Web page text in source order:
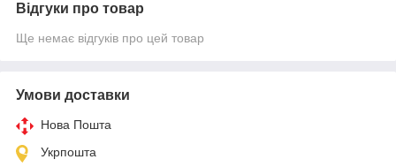
Відгуки про товар
Ще немає відгуків про цей товар
Умови доставки
Нова Пошта
Укрпошта